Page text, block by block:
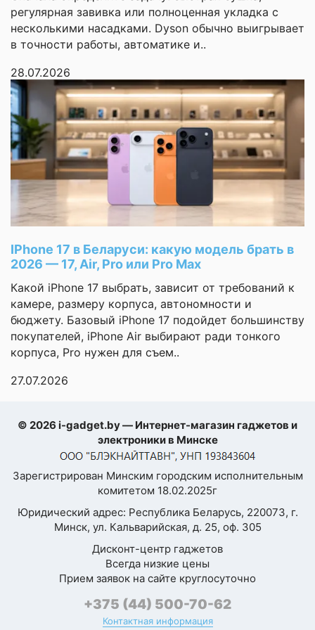
Отличия от
предыдущего
поколения
получила улучшения в
области обработки
изображений, включая
более продвинутые
съемки.
✅ Дисплей:
Максимальная
яркость дисплея
остается на уровне
2600 нит, но внедрены
улучшения в
динамическом
отображении и
адаптивной частоте
обновления.
✅ Материалы и
защита:
выполнена из
улучшенного
алюминия с
повышенной
прочностью, а стекло
— Corning® Gorilla®
добавлены новые
интеллектуальные
функции, включая
усовершенствованные
ассистенты для фото
и заметок.
✅
Энергоэффективность:
Оптимизация
программного
обеспечения и
энергоэффективные
компоненты
увеличивают время
автономной работы.
регулярная завивка или полноценная укладка с
несколькими насадками. Dyson обычно выигрывает
в точности работы, автоматике и..
28.07.2026
IPhone 17 в Беларуси: какую модель брать в
2026 — 17, Air, Pro или Pro Max
Какой iPhone 17 выбрать, зависит от требований к
камере, размеру корпуса, автономности и
бюджету. Базовый iPhone 17 подойдет большинству
покупателей, iPhone Air выбирают ради тонкого
корпуса, Pro нужен для съем..
27.07.2026
© 2026 i-gadget.by — Интернет-магазин гаджетов и
электроники в Минске
Зарегистрирован Минским городским исполнительным
комитетом 18.02.2025г
Юридический адрес: Республика Беларусь, 220073, г.
Минск, ул. Кальварийская, д. 25, оф. 305
Дисконт-центр гаджетов
Всегда низкие цены
Прием заявок на сайте круглосуточно
+375 (44) 500-70-62
Контактная информация